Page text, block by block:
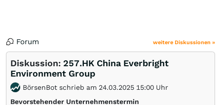
Forum weitere Diskussionen »
Diskussion: 257.HK China Everbright
Environment Group
BörsenBot schrieb am 24.03.2025 15:00 Uhr
Bevorstehender Unternehmenstermin